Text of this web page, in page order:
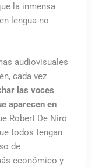
la inmensa
lengua no
audiovisuales
cada vez
las voces
aparecen en
Robert De Niro
todos tengan
de
económico y